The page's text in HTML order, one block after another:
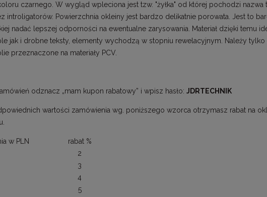
czarnego. W wygląd wpleciona jest tzw. "żyłka" od której pochodzi nazwa
introligatorów. Powierzchnia okleiny jest bardzo delikatnie porowata. Jest to
nadać lepszej odporności na ewentualne zarysowania. Materiał dzięki temu
jak i drobne teksty, elementy wychodzą w stopniu rewelacyjnym. Należy
przeznaczone na materiały PCV.
odznacz „mam kupon rabatowy” i wpisz hasło: JDRTECHNIK
wartości zamówienia wg. poniższego wzorca otrzymasz rabat na
w PLN
rabat %
2
3
4
5